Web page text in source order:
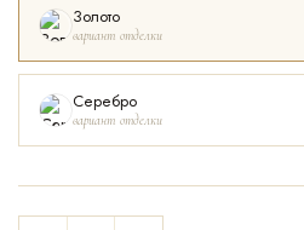
Золото
вариант отделки
Серебро
вариант отделки